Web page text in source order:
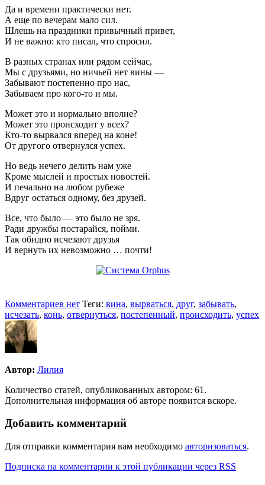
Да и времени практически нет.
А еще по вечерам мало сил.
Шлешь на праздники привычный привет,
И не важно: кто писал, что спросил.
В разных странах или рядом сейчас,
Мы с друзьями, но ничьей нет вины —
Забывают постепенно про нас,
Забываем про кого-то и мы.
Может это и нормально вполне?
Может это происходит у всех?
Кто-то вырвался вперед на коне!
От другого отвернулся успех.
Но ведь нечего делить нам уже
Кроме мыслей и простых новостей.
И печально на любом рубеже
Вдруг остаться одному, без друзей.
Все, что было — это было не зря.
Ради дружбы постарайся, пойми.
Так обидно исчезают друзья
И вернуть их невозможно … почти!
Комментариев нет Теги: вина, вырваться, друг, забывать,
исчезать, конь, отвернуться, постепенный, происходить, успех
Автор: Лилия
Количество статей, опубликованных автором: 61.
Дополнительная информация об авторе появится вскоре.
Добавить комментарий
Для отправки комментария вам необходимо авторизоваться.
Подписка на комментарии к этой публикации через RSS